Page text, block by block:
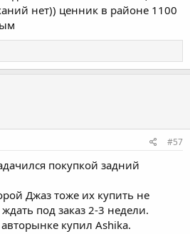
нет)) ценник в районе 1100
#57
покупкой задний
Джаз тоже их купить не
под заказ 2-3 недели.
купил Ashika.